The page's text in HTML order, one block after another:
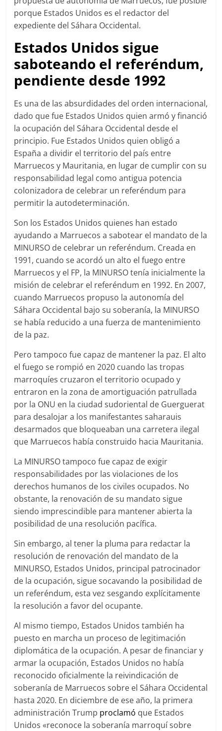
porque Estados Unidos es el redactor del
expediente del Sáhara Occidental.
Estados Unidos sigue
saboteando el referéndum,
pendiente desde 1992
Es una de las absurdidades del orden internacional,
dado que fue Estados Unidos quien armó y financió
la ocupación del Sáhara Occidental desde el
principio. Fue Estados Unidos quien obligó a
España a dividir el territorio del país entre
Marruecos y Mauritania, en lugar de cumplir con su
responsabilidad legal como antigua potencia
colonizadora de celebrar un referéndum para
permitir la autodeterminación.
Son los Estados Unidos quienes han estado
ayudando a Marruecos a sabotear el mandato de la
MINURSO de celebrar un referéndum. Creada en
1991, cuando se acordó un alto el fuego entre
Marruecos y el FP, la MINURSO tenía inicialmente la
misión de celebrar el referéndum en 1992. En 2007,
cuando Marruecos propuso la autonomía del
Sáhara Occidental bajo su soberanía, la MINURSO
se había reducido a una fuerza de mantenimiento
de la paz.
Pero tampoco fue capaz de mantener la paz. El alto
el fuego se rompió en 2020 cuando las tropas
marroquíes cruzaron el territorio ocupado y
entraron en la zona de amortiguación patrullada
por la ONU en la ciudad sudoriental de Guerguerat
para desalojar a los manifestantes saharauis
desarmados que bloqueaban una carretera ilegal
que Marruecos había construido hacia Mauritania.
La MINURSO tampoco fue capaz de exigir
responsabilidades por las violaciones de los
derechos humanos de los civiles ocupados. No
obstante, la renovación de su mandato sigue
siendo imprescindible para mantener abierta la
posibilidad de una resolución pacífica.
Sin embargo, al tener la pluma para redactar la
resolución de renovación del mandato de la
MINURSO, Estados Unidos, principal patrocinador
de la ocupación, sigue socavando la posibilidad de
un referéndum, esta vez sesgando explícitamente
la resolución a favor del ocupante.
Al mismo tiempo, Estados Unidos también ha
puesto en marcha un proceso de legitimación
diplomática de la ocupación. A pesar de financiar y
armar la ocupación, Estados Unidos no había
reconocido oficialmente la reivindicación de
soberanía de Marruecos sobre el Sáhara Occidental
hasta 2020. En diciembre de ese año, la primera
administración Trump proclamó que Estados
Unidos «reconoce la soberanía marroquí sobre